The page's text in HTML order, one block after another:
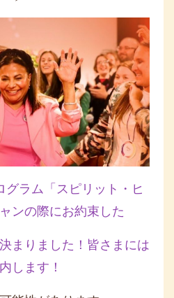
ラム「スピリット・ヒ
ンの際にお約束した
まりました！皆さまには
します！